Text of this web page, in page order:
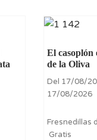
El casoplón
de la Oliva
Del 17/08/
17/08/2026
Fresnedillas
Gratis